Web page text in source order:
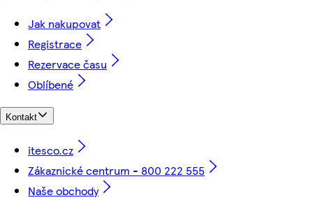
Jak nakupovat
Registrace
Rezervace času
Oblíbené
Kontakt
itesco.cz
Zákaznické centrum - 800 222 555
Naše obchody